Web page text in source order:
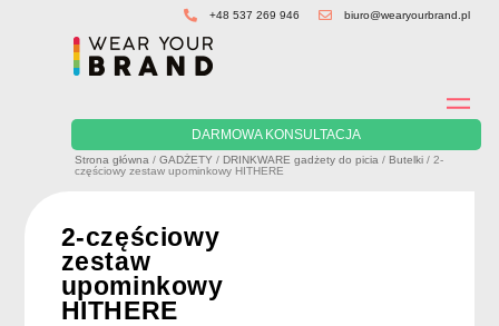
+48 537 269 946 biuro@wearyourbrand.pl
DARMOWA KONSULTACJA
Strona główna /GADŻETY / DRINKWARE gadżety do picia / Butelki / 2-
częściowy zestaw upominkowy HITHERE
2-częściowy
zestaw
upominkowy
HITHERE